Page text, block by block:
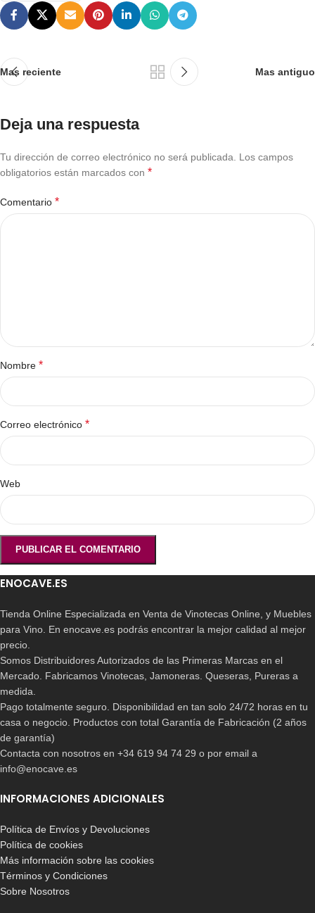
Mas reciente Mas antiguo
Deja una respuesta
Tu dirección de correo electrónico no será publicada. Los campos
obligatorios están marcados con *
Comentario *
Nombre *
Correo electrónico *
Web
ENOCAVE.ES
Tienda Online Especializada en Venta de Vinotecas Online, y Muebles
para Vino. En enocave.es podrás encontrar la mejor calidad al mejor
precio.
Somos Distribuidores Autorizados de las Primeras Marcas en el
Mercado. Fabricamos Vinotecas, Jamoneras. Queseras, Pureras a
medida.
Pago totalmente seguro. Disponibilidad en tan solo 24/72 horas en tu
casa o negocio. Productos con total Garantía de Fabricación (2 años
de garantía)
Contacta con nosotros en +34 619 94 74 29 o por email a
info@enocave.es
INFORMACIONES ADICIONALES
Política de Envíos y Devoluciones
Política de cookies
Más información sobre las cookies
Términos y Condiciones
Sobre Nosotros